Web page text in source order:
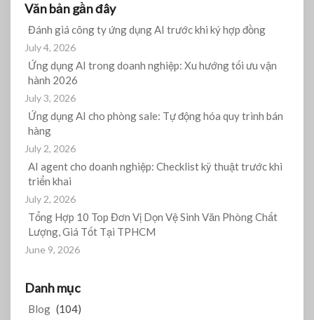
Văn bản gần đây
Đánh giá công ty ứng dụng AI trước khi ký hợp đồng
July 4, 2026
Ứng dụng AI trong doanh nghiệp: Xu hướng tối ưu vận
hành 2026
July 3, 2026
Ứng dụng AI cho phòng sale: Tự động hóa quy trình bán
hàng
July 2, 2026
AI agent cho doanh nghiệp: Checklist kỹ thuật trước khi
triển khai
July 2, 2026
Tổng Hợp 10 Top Đơn Vị Dọn Vệ Sinh Văn Phòng Chất
Lượng, Giá Tốt Tại TPHCM
June 9, 2026
Danh mục
Blog (104)